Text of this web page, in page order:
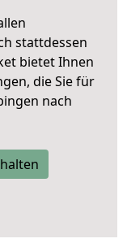
stattdessen
bietet Ihnen
die Sie für
nach